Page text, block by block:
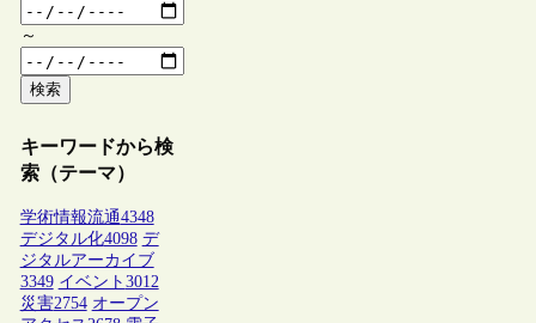
～
検索
キーワードから検
索（テーマ）
学術情報流通4348
デジタル化4098 デ
ジタルアーカイブ
3349 イベント 3012
災害2754 オープン